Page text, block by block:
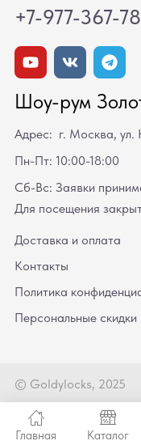
Главная Каталог
+7-977-367-
Шоу-рум
Адрес: г. Москва, ул.
Пн-Пт: 10:00-18:00
Сб-Вс: Заявки
Для посещения
Доставка и оплата
Контакты
Политика
Персональные скидки
© Goldylocks, 2025